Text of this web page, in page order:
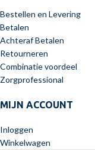
Bestellen en Levering
Betalen
Achteraf Betalen
Retourneren
Combinatie voordeel
Zorgprofessional
MIJN ACCOUNT
Inloggen
Winkelwagen